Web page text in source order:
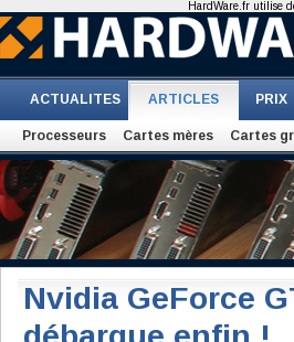
ACTUALITES ARTICLES PRIX
Processeurs Cartes mères Cartes
Nvidia GeForce
HardWare.fr utilise